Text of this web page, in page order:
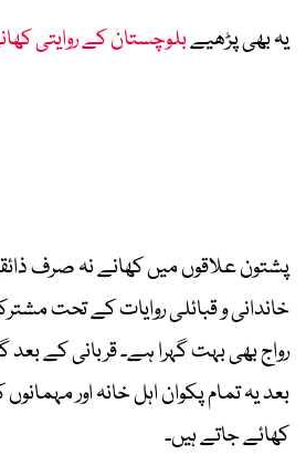
یہ بھی پڑھیےبلوچستان کے روایتی
پشتون علاقوں میں کھانے نہ صرف
خاندانی و قبائلی روایات کے تحت
رواج بھی بہت گہرا ہے۔ قربانی کے
بعد یہ تمام پکوان اہل خانہ اور
کھائے جاتے ہیں۔